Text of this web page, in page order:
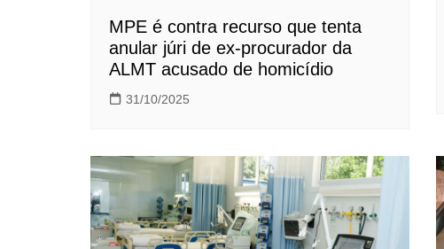
MPE é contra recurso que tenta
anular júri de ex-procurador da
ALMT acusado de homicídio
31/10/2025